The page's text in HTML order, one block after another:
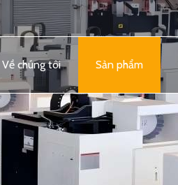
Về chúng tôi Sản phẩm